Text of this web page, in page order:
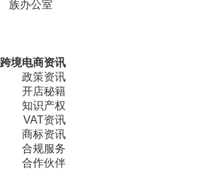
族办公室
跨境电商资讯
政策资讯
开店秘籍
知识产权
VAT资讯
商标资讯
合规服务
合作伙伴